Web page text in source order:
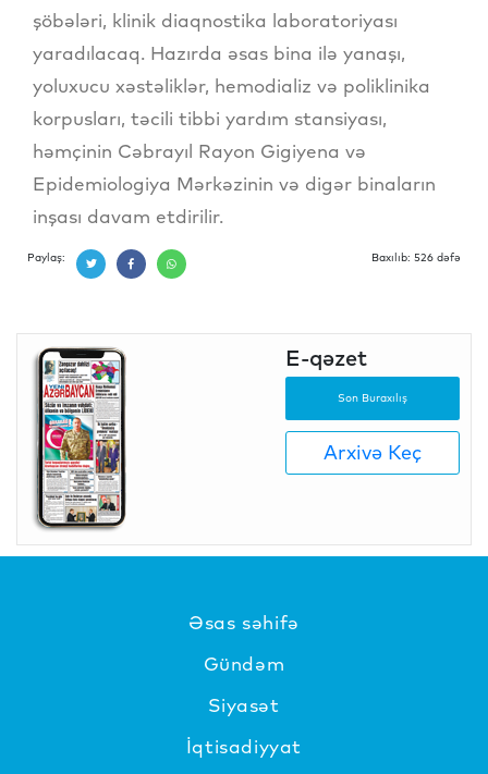
şöbələri, klinik diaqnostika laboratoriyası
yaradılacaq. Hazırda əsas bina ilə yanaşı,
yoluxucu xəstəliklər, hemodializ və poliklinika
korpusları, təcili tibbi yardım stansiyası,
həmçinin Cəbrayıl Rayon Gigiyena və
Epidemiologiya Mərkəzinin və digər binaların
inşası davam etdirilir.
Paylaş: Baxılıb: 526 dəfə
E-qəzet
Son Buraxılış
Arxivə Keç
Əsas səhifə
Gündəm
Siyasət
İqtisadiyyat